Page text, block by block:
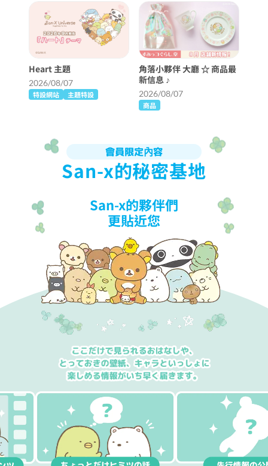
Heart 主題
2026/08/07
特設網站 主題特設
角落小夥伴 大廳 ☆ 商品最
新信息 ♪
2026/08/07
商品
會員限定內容
San-x的秘密基地
San-x的夥伴們
更貼近您